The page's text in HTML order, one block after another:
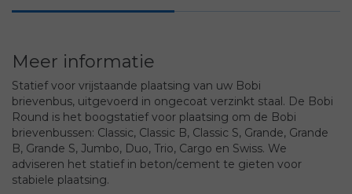
Meer informatie
Statief voor vrijstaande plaatsing van uw Bobi
brievenbus, uitgevoerd in ongecoat verzinkt staal. De Bobi
Round is het boogstatief voor plaatsing om de Bobi
brievenbussen: Classic, Classic B, Classic S, Grande, Grande
B, Grande S, Jumbo, Duo, Trio, Cargo en Swiss. We
adviseren het statief in beton/cement te gieten voor
stabiele plaatsing.